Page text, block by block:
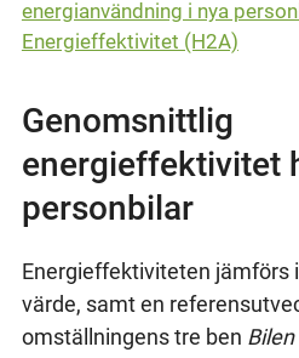
energianvändning i nya
Energieffektivitet (H2A)
Genomsnittlig
energieffektivitet
personbilar
Energieffektiviteten jämförs
värde, samt en
omställningens tre ben Bilen